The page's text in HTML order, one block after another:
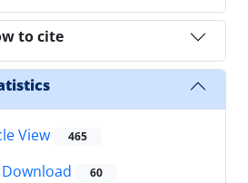
to cite
View 465
Download 60